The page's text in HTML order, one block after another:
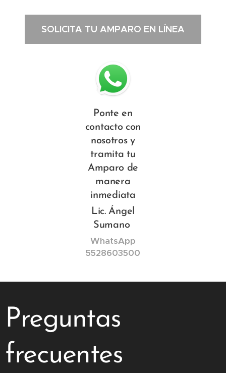
SOLICITA TU AMPARO EN LÍNEA
Ponte en
contacto con
nosotros y
tramita tu
Amparo de
manera
inmediata
Lic. Ángel
Sumano
WhatsApp
5528603500
Preguntas
frecuentes